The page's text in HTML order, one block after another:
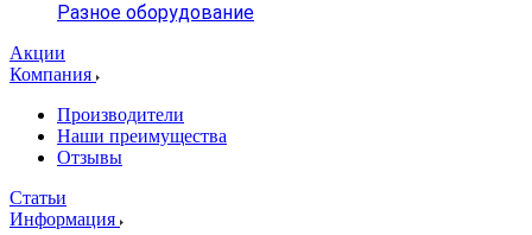
Разное оборудование
Акции
Компания
Производители
Наши преимущества
Отзывы
Статьи
Информация